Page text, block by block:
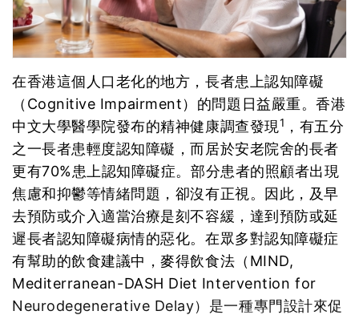
在香港這個人口老化的地方，長者患上認知障礙
（Cognitive Impairment）的問題日益嚴重。香港
中文大學醫學院發布的精神健康調查發現1 ，有五分
之一長者患輕度認知障礙，而居於安老院舍的長者
更有70%患上認知障礙症。部分患者的照顧者出現
焦慮和抑鬱等情緒問題，卻沒有正視。因此，及早
去預防或介入適當治療是刻不容緩，達到預防或延
遲長者認知障礙病情的惡化。在眾多對認知障礙症
有幫助的飲食建議中，麥得飲食法（MIND,
Mediterranean-DASH Diet Intervention for
Neurodegenerative Delay）是一種專門設計來促